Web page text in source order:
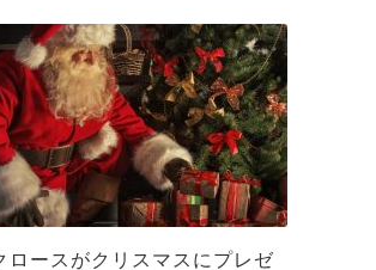
ロースがクリスマスにプレゼ